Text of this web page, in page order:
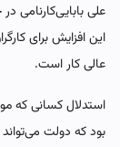
علی بابایی‌کارنامی
این افزایش برای
عالی کار است.